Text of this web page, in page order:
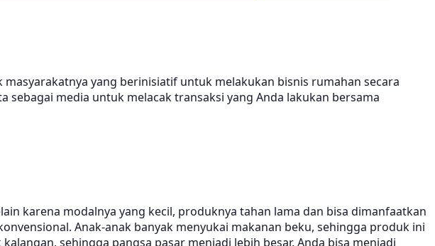
yang berinisiatif untuk melakukan bisnis rumahan secara
media untuk melacak transaksi yang Anda lakukan bersama
karena modalnya yang kecil, produknya tahan lama dan bisa dimanfaatkan
Anak-anak banyak menyukai makanan beku, sehingga produk ini
sehingga pangsa pasar menjadi lebih besar. Anda bisa menjadi